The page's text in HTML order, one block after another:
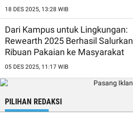
18 DES 2025, 13:28 WIB
Dari Kampus untuk Lingkungan:
Rewearth 2025 Berhasil Salurkan
Ribuan Pakaian ke Masyarakat
05 DES 2025, 11:17 WIB
PILIHAN REDAKSI